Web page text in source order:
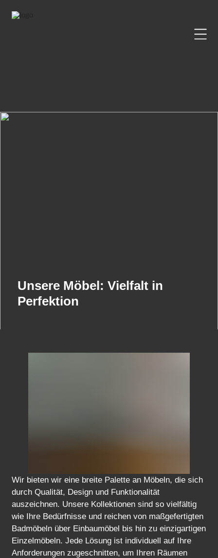
Unsere Möbel: Vielfalt in
Perfektion
Wir bieten wir eine breite Palette an Möbeln, die sich
durch Qualität, Design und Funktionalität
auszeichnen. Unsere Kollektionen sind so vielfältig
wie Ihre Bedürfnisse und reichen von maßgefertigten
Badmöbeln über Einbaumöbel bis hin zu einzigartigen
Einzelmöbeln. Jede Lösung ist individuell auf Ihre
Anforderungen zugeschnitten, um Ihren Räumen